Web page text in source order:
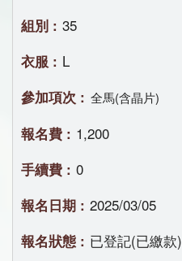
35
L
全馬(含晶片)
1,200
0
2025/03/05
已登記(已繳款)